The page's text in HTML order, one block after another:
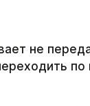
не